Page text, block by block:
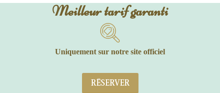
Meilleur tarif garanti
Uniquement sur notre site officiel
RÉSERVER